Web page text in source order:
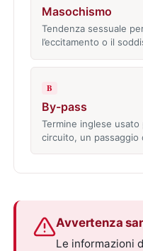
Masochismo
Tendenza sessuale
l’eccitamento o il
B
By-pass
Termine inglese
circuito, un
Avvertenza
Le informazioni